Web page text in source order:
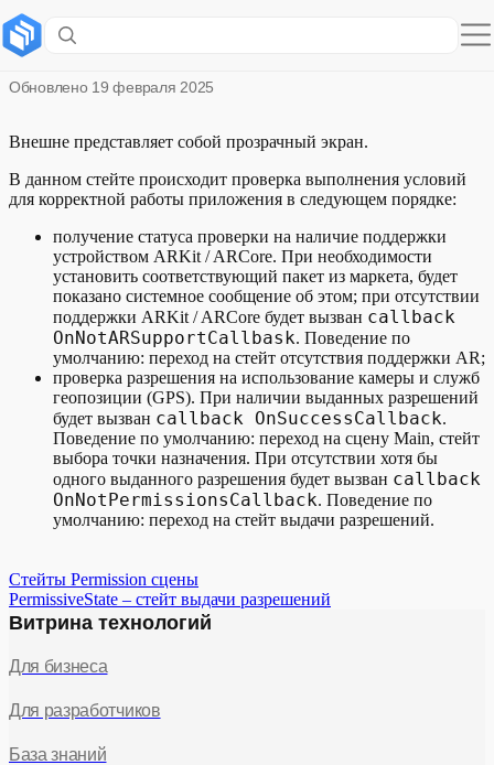
LoadingSceneState – стейт загрузки
Обновлено 19 февраля 2025
Внешне представляет собой прозрачный экран.
В данном стейте происходит проверка выполнения условий
для корректной работы приложения в следующем порядке:
получение статуса проверки на наличие поддержки
устройством ARKit / ARCore. При необходимости
установить соответствующий пакет из маркета, будет
показано системное сообщение об этом; при отсутствии
поддержки ARKit / ARCore будет вызван callback
OnNotARSupportCallbask. Поведение по
умолчанию: переход на стейт отсутствия поддержки AR;
проверка разрешения на использование камеры и служб
геопозиции (GPS). При наличии выданных разрешений
будет вызван callback OnSuccessCallback.
Поведение по умолчанию: переход на сцену Main, стейт
выбора точки назначения. При отсутствии хотя бы
одного выданного разрешения будет вызван callback
OnNotPermissionsCallback. Поведение по
умолчанию: переход на стейт выдачи разрешений.
Стейты Permission сцены
PermissiveState – стейт выдачи разрешений
Витрина технологий
Для бизнеса
Для разработчиков
База знаний